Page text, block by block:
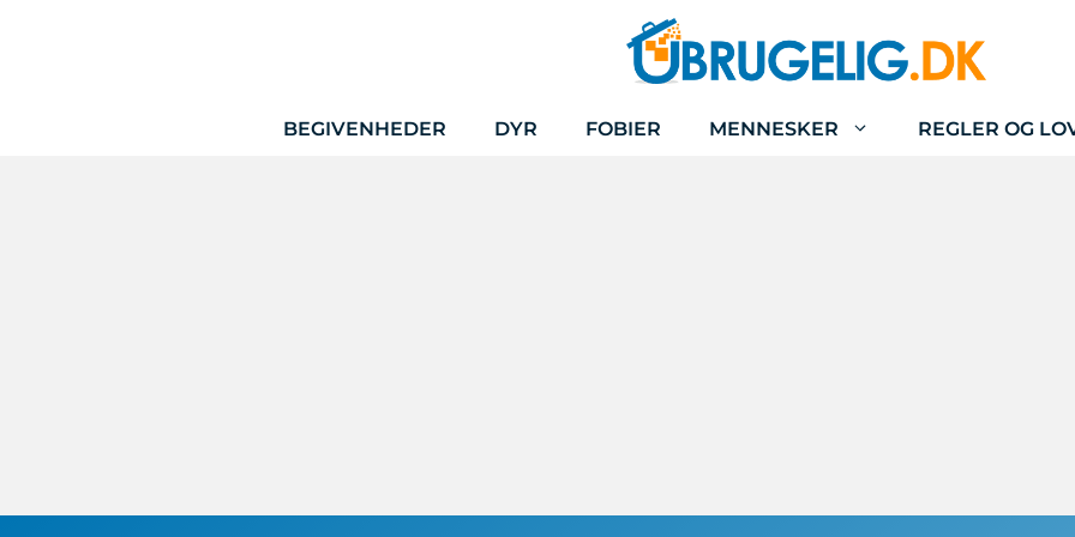
BEGIVENHEDER DYR FOBIER MENNESKER REGLER OG